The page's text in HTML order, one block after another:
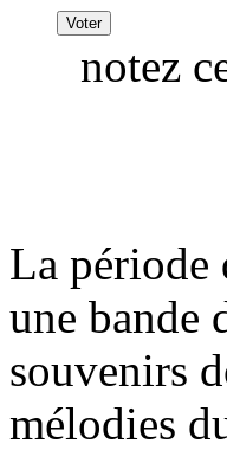
notez
La période
une bande
souvenirs
mélodies